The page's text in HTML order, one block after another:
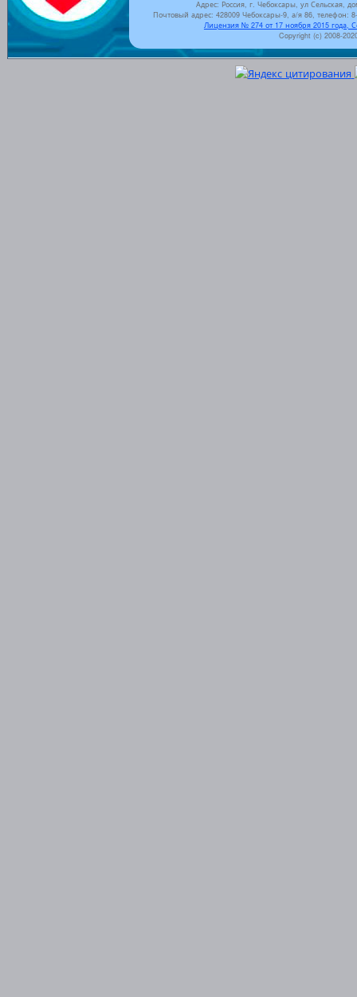
Адрес: Россия, г. Чебоксары, ул Сельская,
Почтовый адрес: 428009 Чебоксары-9, а/я 86, телефон:
Лицензия № 274 от 17 ноября 2015 года,
Copyright (c) 2008-